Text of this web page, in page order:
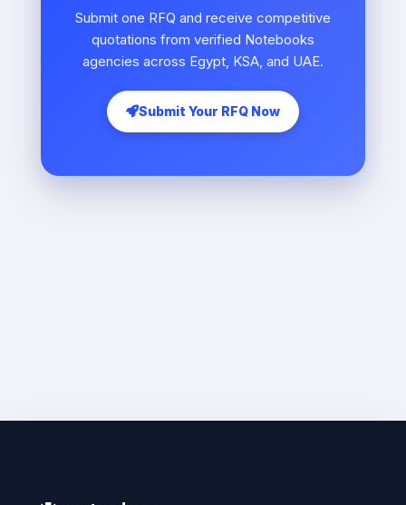
Submit one RFQ and receive competitive
quotations from verified Notebooks
agencies across Egypt, KSA, and UAE.
Submit Your RFQ Now